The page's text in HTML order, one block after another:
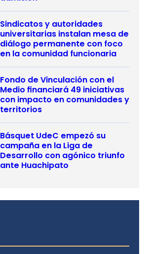
Sindicatos y autoridades
universitarias instalan mesa de
diálogo permanente con foco
en la comunidad funcionaria
Fondo de Vinculación con el
Medio financiará 49 iniciativas
con impacto en comunidades y
territorios
Básquet UdeC empezó su
campaña en la Liga de
Desarrollo con agónico triunfo
ante Huachipato